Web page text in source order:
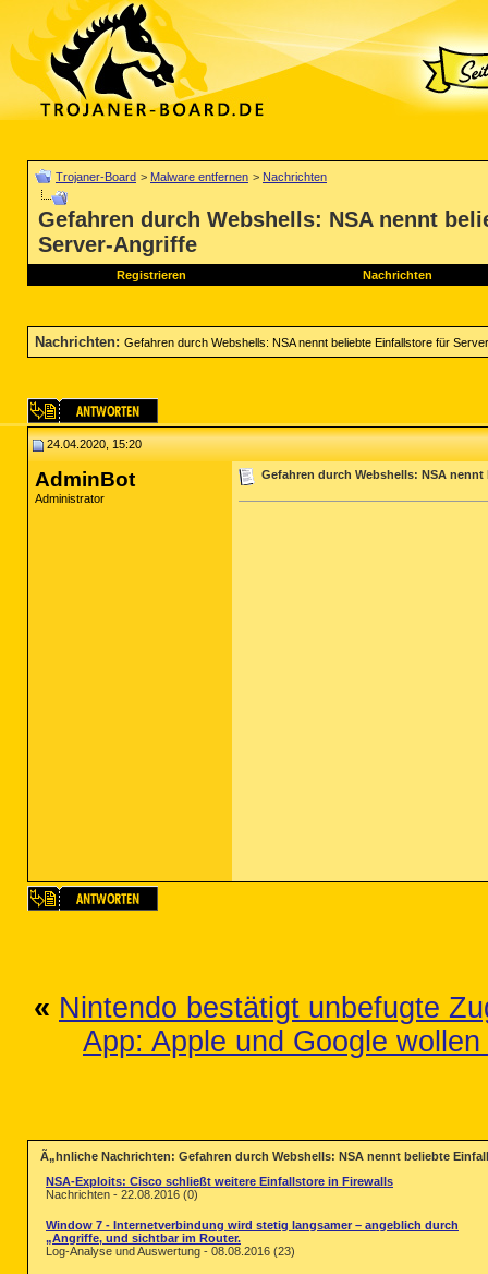
Trojaner-Board > Malware entfernen > Nachrichten
Gefahren durch Webshells: NSA nennt
Server-Angriffe
Registrieren Nachrichten
Nachrichten: Gefahren durch Webshells: NSA nennt beliebte Einfallstore für
24.04.2020, 15:20
AdminBot
Administrator
Gefahren durch Webshells: NSA
« Nintendo bestätigt unbefugte
App: Apple und Google
Ã„hnliche Nachrichten: Gefahren durch Webshells: NSA nennt beliebte
NSA-Exploits: Cisco schließt weitere Einfallstore in Firewalls
Nachrichten - 22.08.2016 (0)
Window 7 - Internetverbindung wird stetig langsamer – angeblich durch
„Angriffe, und sichtbar im Router.
Log-Analyse und Auswertung - 08.08.2016 (23)